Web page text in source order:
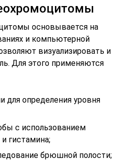
основывается на
и компьютерной
визуализировать и
Для этого применяются
для определения уровня
с использованием
гистамина;
брюшной полости;